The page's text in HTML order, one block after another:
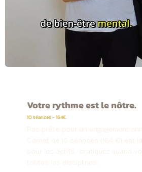
Votre rythme est le nôtre.
10 séances - 164€
Pas prêt·e pour un engagement
Carnet de 10 séances (164 €) est
pour les actifs : pratiquez quand
toutes les disciplines.